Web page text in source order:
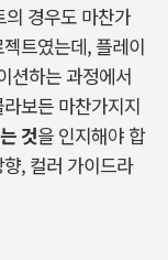
의 경우도 마찬가
트였는데, 플레이
션하는 과정에서
보든 마찬가지지
것을 인지해야 합
, 컬러 가이드라